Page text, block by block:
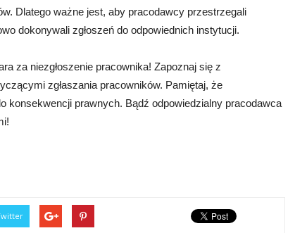
Dlatego ważne jest, aby pracodawcy przestrzegali
dokonywali zgłoszeń do odpowiednich instytucji.
za niezgłoszenie pracownika! Zapoznaj się z
zgłaszania pracowników. Pamiętaj, że
konsekwencji prawnych. Bądź odpowiedzialny pracodawca